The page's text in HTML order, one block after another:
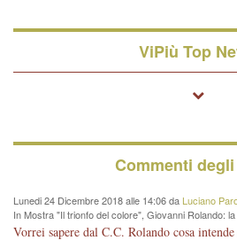
ViPiù Top
Commenti
Lunedi 24 Dicembre 2018 alle 14:06 da Luciano
In Mostra "Il trionfo del colore", Giovanni Rolando: